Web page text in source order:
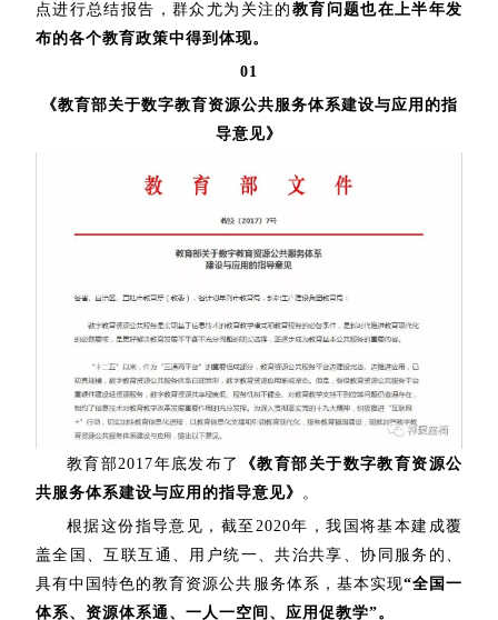
点进行总结报告，群众尤为关注的 教育问题也在上半年发
布的各个教育政策中得到体现。
01
《教育部关于数字教育资源公共服务体系建设与应用的指
导意见》
教育部2017年底发布了
《教育部关于数字教育资源公
共服务体系建设与应用的指导意见》 。
根据这份指导意见，截至2020年，我国将基本建成覆
盖全国、互联互通、用户统一、共治共享、协同服务的、
具有中国特色的教育资源公共服务体系，基本实现“全国一
体系、资源体系通、一人一空间、应用促教学”。